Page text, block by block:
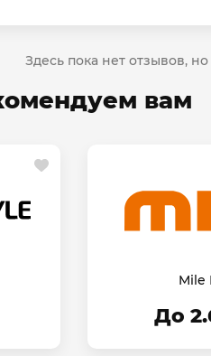
Здесь пока нет отзывов,
вам
Mile
До